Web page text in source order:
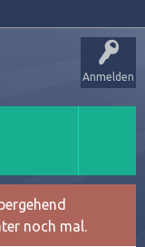
Anmelden
noch mal.